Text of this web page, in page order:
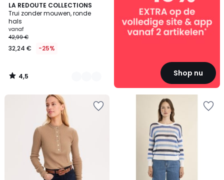
LA REDOUTE COLLECTIONS
Trui zonder mouwen, ronde
hals
vanaf
42,99 €
32,24 € -25%
4,5
/ 5
3
Kleuren
4,5
/
Shop nu